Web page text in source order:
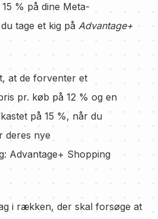
% på dine Meta-
tage et kig på Advantage+
at de forventer et
pr. køb på 12 % og en
på 15 %, når du
deres nye
Advantage+ Shopping
i rækken, der skal forsøge at